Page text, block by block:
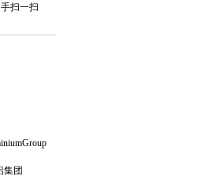
扫一扫
———
集团